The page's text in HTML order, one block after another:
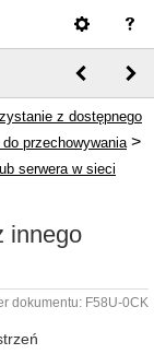
z dostępnego
przechowywania >
serwera w sieci
innego
dokumentu: F58U-0CK